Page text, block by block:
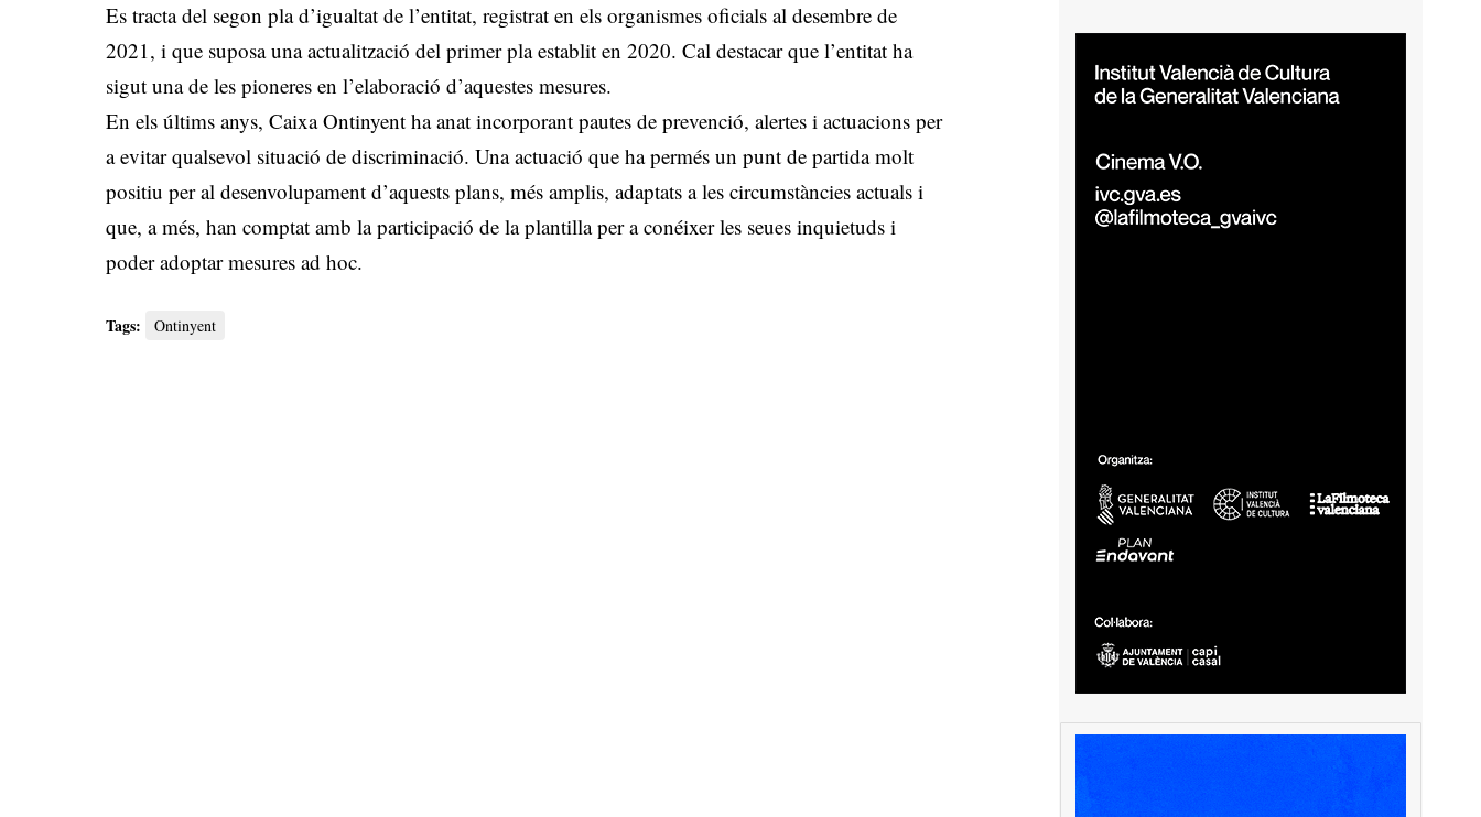
Es tracta del segon pla d’igualtat de l’entitat, registrat en els organismes oficials al desembre de
2021, i que suposa una actualització del primer pla establit en 2020. Cal destacar que l’entitat ha
sigut una de les pioneres en l’elaboració d’aquestes mesures.
En els últims anys, Caixa Ontinyent ha anat incorporant pautes de prevenció, alertes i actuacions per
a evitar qualsevol situació de discriminació. Una actuació que ha permés un punt de partida molt
positiu per al desenvolupament d’aquests plans, més amplis, adaptats a les circumstàncies actuals i
que, a més, han comptat amb la participació de la plantilla per a conéixer les seues inquietuds i
poder adoptar mesures ad hoc.
Tags: Ontinyent